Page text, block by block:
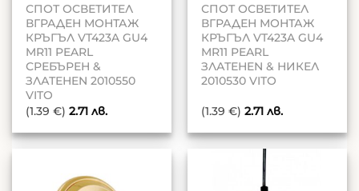
СПОТ ОСВЕТИТЕЛ
ВГРАДЕН МОНТАЖ
КРЪГЪЛ VT423A GU4
MR11 PEARL
СРЕБЪРЕН &
ЗЛАТЕНEN 2010550
VITO
(1.39 €) 2.71лв.
СПОТ ОСВЕТИТЕЛ
ВГРАДЕН МОНТАЖ
КРЪГЪЛ VT423A GU4
MR11 PEARL
ЗЛАТЕНEN & НИКЕЛ
2010530 VITO
(1.39 €) 2.71лв.